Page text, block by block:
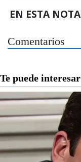
EN ESTA NOTA
Comentarios